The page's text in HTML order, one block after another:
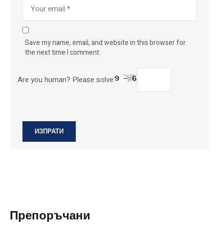
Save my name, email, and website in this browser for
the next time I comment.
Are you human? Please solve:
Препоръчани